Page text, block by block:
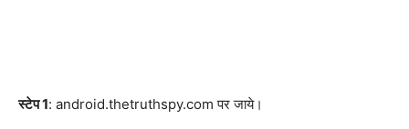
स्टेप 1: android.thetruthspy.com पर जाये।